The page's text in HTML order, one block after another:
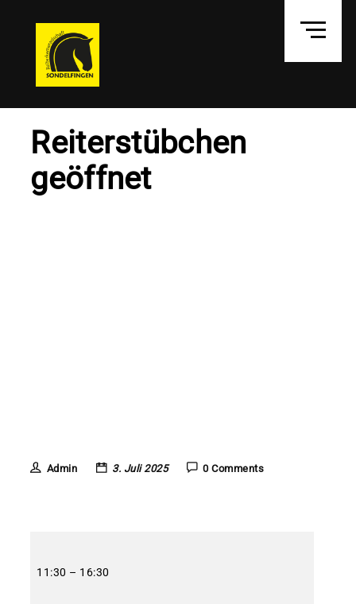
Reiterstübchen
geöffnet
Admin 3. Juli 2025 0 Comments
Reiterstübchen
11:30 – 16:30